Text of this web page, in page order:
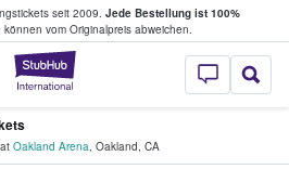
seit 2009. Jede Bestellung ist 100%
vom Originalpreis abweichen.
StubHub - Wo
& verkaufen
at Oakland Arena, Oakland, CA